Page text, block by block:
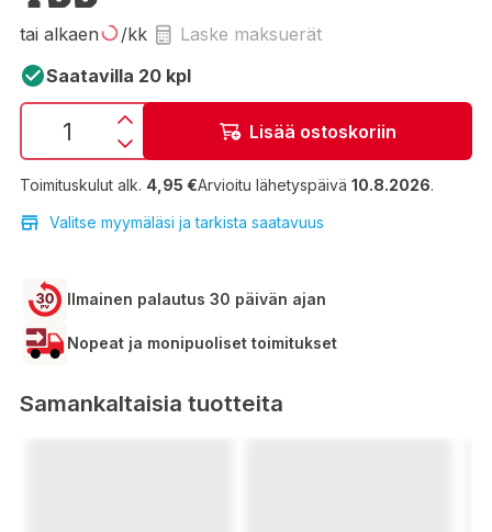
tai alkaen /kk
Laske maksuerät
Saatavilla 20 kpl
Lisää ostoskoriin
Toimituskulut alk. 4,95 €Arvioitu lähetyspäivä 10.8.2026.
Valitse myymäläsi ja tarkista saatavuus
Ilmainen palautus 30 päivän ajan
Nopeat ja monipuoliset toimitukset
Samankaltaisia tuotteita